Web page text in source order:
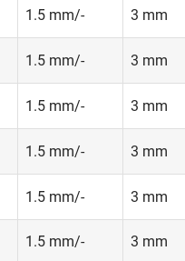
1.5 mm/- 3 mm
1.5 mm/- 3 mm
1.5 mm/- 3 mm
1.5 mm/- 3 mm
1.5 mm/- 3 mm
1.5 mm/- 3 mm